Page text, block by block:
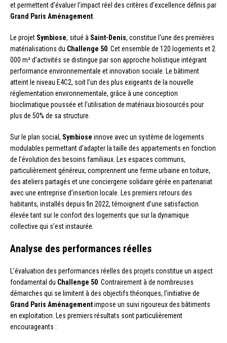
et permettent d’évaluer l’impact réel des critères d’excellence définis par
Grand Paris Aménagement
Le projet Symbiose, situé à Saint-Denis, constitue l’une des premières
matérialisations du Challenge 50 . Cet ensemble de 120 logements et 2
000 m² d’activités se distingue par son approche holistique intégrant
performance environnementale et innovation sociale. Le bâtiment
atteint le niveau E4C2, soit l’un des plus exigeants de la nouvelle
réglementation environnementale, grâce à une conception
bioclimatique poussée et l’utilisation de matériaux biosourcés pour
plus de 50% de sa structure.
Sur le plan social, Symbiose innove avec un système de logements
modulables permettant d’adapter la taille des appartements en fonction
de l’évolution des besoins familiaux. Les espaces communs,
particulièrement généreux, comprennent une ferme urbaine en toiture,
des ateliers partagés et une conciergerie solidaire gérée en partenariat
avec une entreprise d’insertion locale. Les premiers retours des
habitants, installés depuis fin 2022, témoignent d’une satisfaction
élevée tant sur le confort des logements que sur la dynamique
collective qui s’est instaurée.
Analyse des performances réelles
L’évaluation des performances réelles des projets constitue un aspect
fondamental du Challenge 50 . Contrairement à de nombreuses
démarches qui se limitent à des objectifs théoriques, l’initiative de
Grand Paris Aménagementimpose un suivi rigoureux des bâtiments
en exploitation. Les premiers résultats sont particulièrement
encourageants :